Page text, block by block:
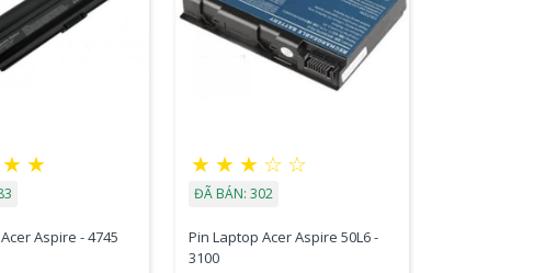
★ ★
Aspire - 4745
★ ★ ★ ☆ ☆
ĐÃ BÁN: 302
Pin Laptop Acer Aspire 50L6 -
3100